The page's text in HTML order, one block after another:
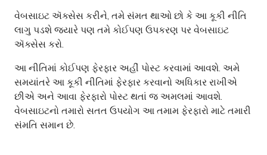
વેબસાઇટ ઍક્સેસ કરીને, તમે સંમત થાઓ છો કે આ કૂકી નીતિ
લાગુ પડશે જ્યારે પણ તમે કોઈપણ ઉપકરણ પર વેબસાઇટ
ઍક્સેસ કરો.
આ નીતિમાં કોઈપણ ફેરફાર અહીં પોસ્ટ કરવામાં આવશે. અમે
સમયાંતરે આ કૂકી નીતિમાં ફેરફાર કરવાનો અધિકાર રાખીએ
છીએ અને આવા ફેરફારો પોસ્ટ થતાં જ અમલમાં આવશે.
વેબસાઇટનો તમારો સતત ઉપયોગ આ તમામ ફેરફારો માટે તમારી
સંમતિ સમાન છે.